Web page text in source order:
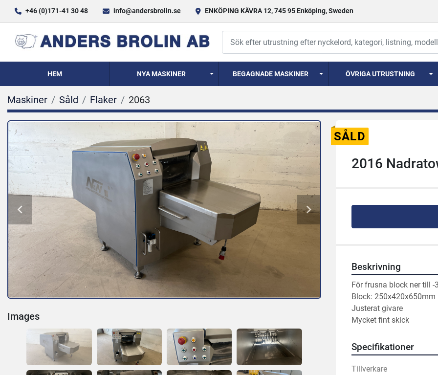
+46 (0)171-41 30 48 info@andersbrolin.se ENKÖPING KÄVRA 12, 745 95 Enköping, Sweden
HEM NYA MASKINER BEGAGNADE MASKINER ÖVRIGA UTRUSTNING
Maskiner Såld Flaker 2063
Images
SÅLD
2016
Beskrivning
För frusna block ner till -
Block: 250x420x650mm
Justerat givare
Mycket fint skick
Specifikationer
Tillverkare